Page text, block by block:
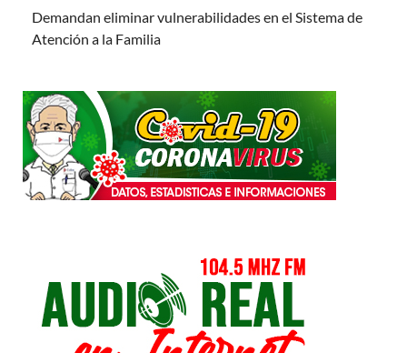
Demandan eliminar vulnerabilidades en el Sistema de
Atención a la Familia